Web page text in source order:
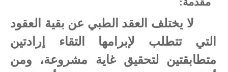
لا يختلف
العقد الطبي عن بقية العقود
التي تتطلب لإبرامها التقاء إرادتين
متطابقتين لتحقيق غاية مشروعة، ومن